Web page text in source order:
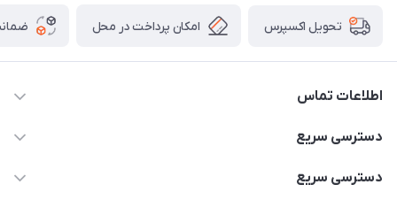
تحویل اکسپرس امکان پرداخت در محل
اطلاعات تماس
۰۹۳۵۶۰۴۰۳۶۵
دسترسی سریع
اسکیت فلایینگ ایگل
دسترسی سریع